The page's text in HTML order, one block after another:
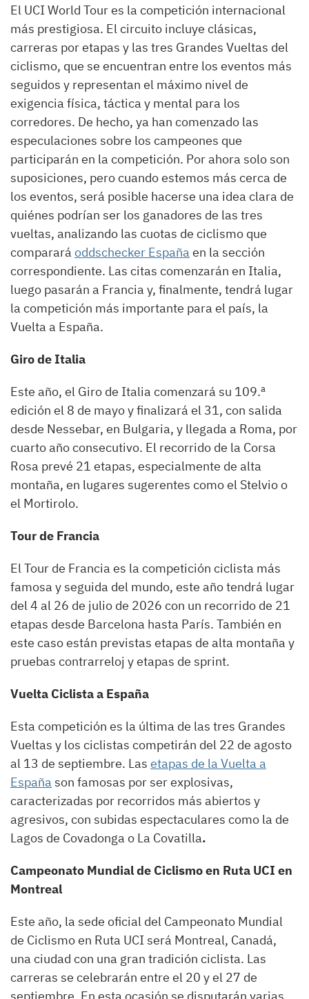
El UCI World Tour es la competición internacional
más prestigiosa. El circuito incluye clásicas,
carreras por etapas y las tres Grandes Vueltas del
ciclismo, que se encuentran entre los eventos más
seguidos y representan el máximo nivel de
exigencia física, táctica y mental para los
corredores. De hecho, ya han comenzado las
especulaciones sobre los campeones que
participarán en la competición. Por ahora solo son
suposiciones, pero cuando estemos más cerca de
los eventos, será posible hacerse una idea clara de
quiénes podrían ser los ganadores de las tres
vueltas, analizando las cuotas de ciclismo que
comparará oddschecker España en la sección
correspondiente. Las citas comenzarán en Italia,
luego pasarán a Francia y, finalmente, tendrá lugar
la competición más importante para el país, la
Vuelta a España.
Giro de Italia
Este año, el Giro de Italia comenzará su 109.ª
edición el 8 de mayo y finalizará el 31, con salida
desde Nessebar, en Bulgaria, y llegada a Roma, por
cuarto año consecutivo. El recorrido de la Corsa
Rosa prevé 21 etapas, especialmente de alta
montaña, en lugares sugerentes como el Stelvio o
el Mortirolo.
Tour de Francia
El Tour de Francia es la competición ciclista más
famosa y seguida del mundo, este año tendrá lugar
del 4 al 26 de julio de 2026 con un recorrido de 21
etapas desde Barcelona hasta París. También en
este caso están previstas etapas de alta montaña y
pruebas contrarreloj y etapas de sprint.
Vuelta Ciclista a España
Esta competición es la última de las tres Grandes
Vueltas y los ciclistas competirán del 22 de agosto
al 13 de septiembre. Las etapas de la Vuelta a
España son famosas por ser explosivas,
caracterizadas por recorridos más abiertos y
agresivos, con subidas espectaculares como la de
Lagos de Covadonga o La Covatilla.
Campeonato Mundial de Ciclismo en Ruta UCI en
Montreal
Este año, la sede oficial del Campeonato Mundial
de Ciclismo en Ruta UCI será Montreal, Canadá,
una ciudad con una gran tradición ciclista. Las
carreras se celebrarán entre el 20 y el 27 de